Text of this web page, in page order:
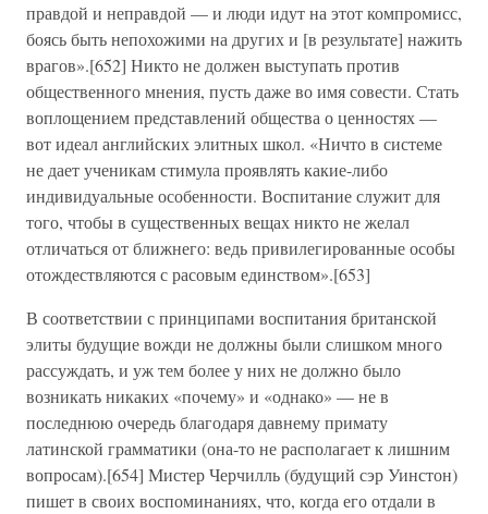
правдой и неправдой — и люди идут на этот компромисс,
боясь быть непохожими на других и [в результате] нажить
врагов».[652] Никто не должен выступать против
общественного мнения, пусть даже во имя совести. Стать
воплощением представлений общества о ценностях —
вот идеал английских элитных школ. «Ничто в системе
не дает ученикам стимула проявлять какие-либо
индивидуальные особенности. Воспитание служит для
того, чтобы в существенных вещах никто не желал
отличаться от ближнего: ведь привилегированные особы
отождествляются с расовым единством».[653]
В соответствии с принципами воспитания британской
элиты будущие вожди не должны были слишком много
рассуждать, и уж тем более у них не должно было
возникать никаких «почему» и «однако» — не в
последнюю очередь благодаря давнему примату
латинской грамматики (она-то не располагает к лишним
вопросам).[654] Мистер Черчилль (будущий сэр Уинстон)
пишет в своих воспоминаниях, что, когда его отдали в